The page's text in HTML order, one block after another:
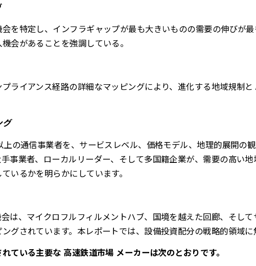
を特定し、インフラギャップが最も大きいものの需要の伸びが
会があることを強調している。
ライアンス経路の詳細なマッピングにより、進化する地域規制
グ
上の通信事業者を、サービスレベル、価格モデル、地理的展開の
事業者、ローカルリーダー、そして多国籍企業が、需要の高い
いるかを明らかにしています。
は、マイクロフルフィルメントハブ、国境を越えた回廊、そし
グされています。本レポートでは、設備投資配分の戦略的領域に
ている主要な 高速鉄道市場 メーカーは次のとおりです。